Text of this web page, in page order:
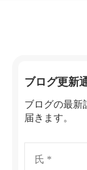
ブログ更新
ブログの最新
届きます。